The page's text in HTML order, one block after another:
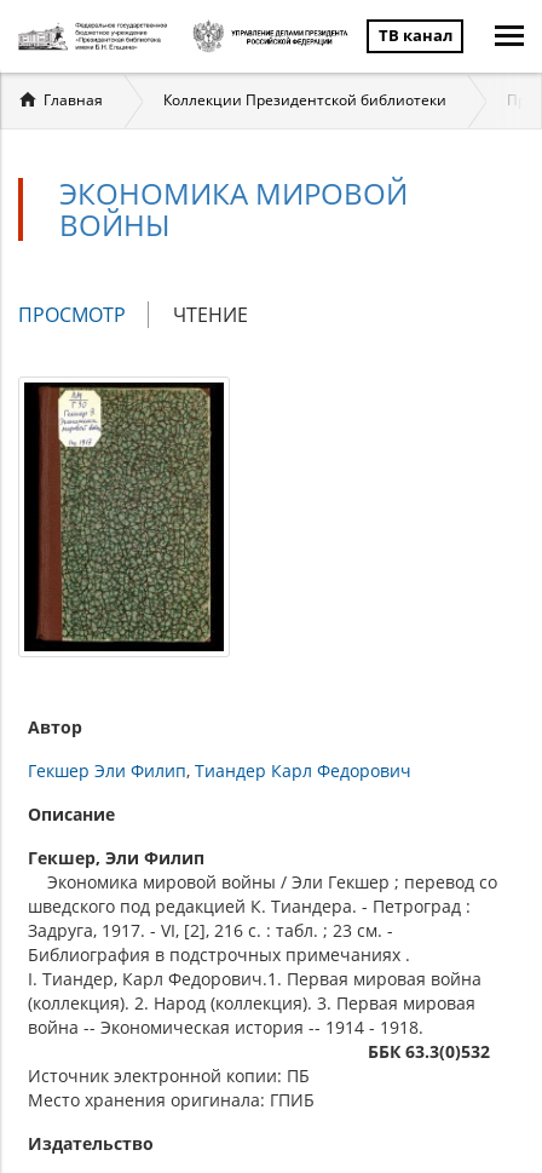
ТВ канал
Вы
здесь
Главная Коллекции Президентской библиотеки
ЭКОНОМИКА МИРОВОЙ
ВОЙНЫ
Главные
ПРОСМОТР (АКТИВНАЯ
ЧТЕНИЕ
Автор
Гекшер Эли Филип Тиандер Карл Федорович
Описание
Гекшер, Эли Филип
Экономика мировой войны / Эли Гекшер ; перевод со
шведского под редакцией К. Тиандера. - Петроград :
Задруга, 1917. - VI, [2], 216 с. : табл. ; 23 см. -
Библиография в подстрочных примечаниях .
I. Тиандер, Карл Федорович.1. Первая мировая война
(коллекция). 2. Народ (коллекция). 3. Первая мировая
война -- Экономическая история -- 1914 - 1918.
ББК 63.3(0)532
Источник электронной копии: ПБ
Место хранения оригинала: ГПИБ
Издательство